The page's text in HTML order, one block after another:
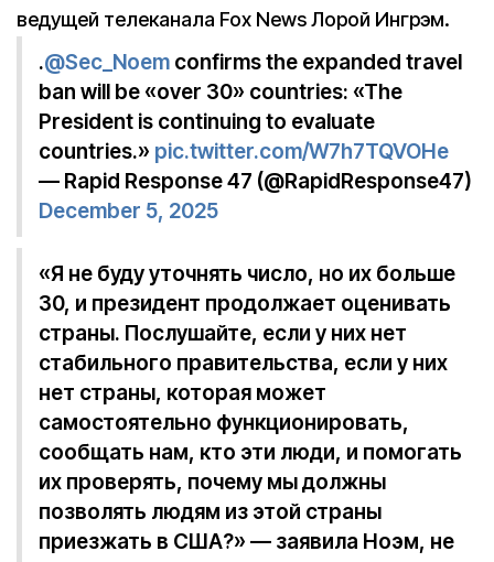
ведущей телеканала Fox News Лорой Ингрэм.
.@Sec_Noem confirms the expanded travel
ban will be «over 30» countries: «The
President is continuing to evaluate
countries.» pic.twitter.com/W7h7TQVOHe
— Rapid Response 47 (@RapidResponse47)
December 5, 2025
«Я не буду уточнять число, но их больше
30, и президент продолжает оценивать
страны. Послушайте, если у них нет
стабильного правительства, если у них
нет страны, которая может
самостоятельно функционировать,
сообщать нам, кто эти люди, и помогать
их проверять, почему мы должны
позволять людям из этой страны
приезжать в США?» — заявила Ноэм, не